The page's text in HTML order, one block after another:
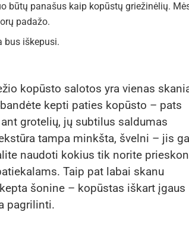
būtų panašus kaip kopūstų griežinėlių.
padažo.
bus iškepusi.
kopūsto salotos yra vienas
kepti paties kopūsto – pats
grotelių, jų subtilus saldumas
tampa minkšta, švelni – jis
naudoti kokius tik norite
Taip pat labai skanu
šonine – kopūstas iškart įgaus
pagrilinti.